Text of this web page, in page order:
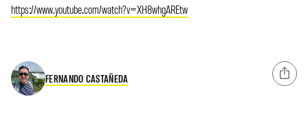
https://www.youtube.com/watch?v=XH8whgAREtw
FERNANDO CASTAÑEDA